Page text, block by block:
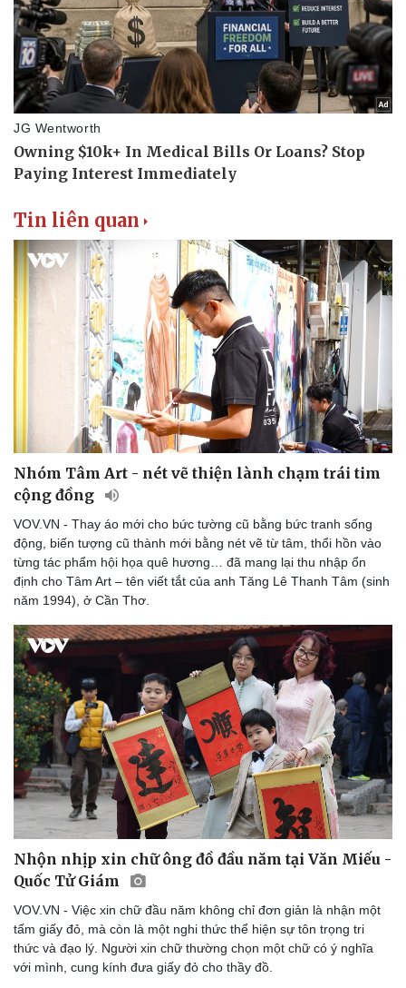
Văn hóa
Sân khấu - Điện ảnh
Văn học
Âm nhạc
Di sản
Giải trí
Nghệ sĩ
Thời trang
Sao Việt
Du lịch
Săn Tour
check-in
Podcast
Đọc truyện đêm khuya
Cửa sổ tình yêu
Kể chuyện cho bé
Hạt giống tâm hồn
Tin liên quan
Nhóm Tâm Art - nét vẽ thiện lành chạm trái tim
cộng đồng
VOV.VN - Thay áo mới cho bức tường cũ bằng bức tranh sống
động, biến tượng cũ thành mới bằng nét vẽ từ tâm, thổi hồn vào
từng tác phẩm hội họa quê hương… đã mang lại thu nhập ổn
định cho Tâm Art – tên viết tắt của anh Tăng Lê Thanh Tâm (sinh
năm 1994), ở Cần Thơ.
Nhộn nhịp xin chữ ông đồ đầu năm tại Văn Miếu -
Quốc Tử Giám
VOV.VN - Việc xin chữ đầu năm không chỉ đơn giản là nhận một
tấm giấy đỏ, mà còn là một nghi thức thể hiện sự tôn trọng tri
thức và đạo lý. Người xin chữ thường chọn một chữ có ý nghĩa
với mình, cung kính đưa giấy đỏ cho thầy đồ.